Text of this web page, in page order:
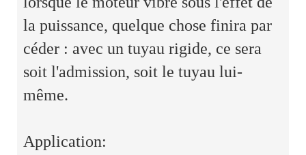
la puissance, quelque chose finira par
céder : avec un tuyau rigide, ce sera
soit l'admission, soit le tuyau lui-
même.
Application: